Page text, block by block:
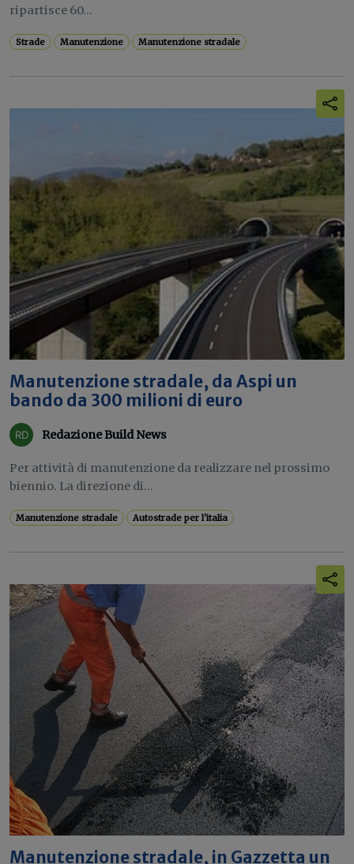
ripartisce 60...
Strade Manutenzione Manutenzione stradale
Manutenzione stradale, da Aspi un
bando da 300 milioni di euro
Redazione Build News
Per attività di manutenzione da realizzare nel prossimo
biennio. La direzione di...
Manutenzione stradale Autostrade per l'italia
Manutenzione stradale, in Gazzetta un